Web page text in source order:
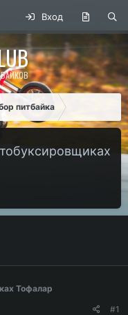
Вход
питбайка
Тофалар
#1